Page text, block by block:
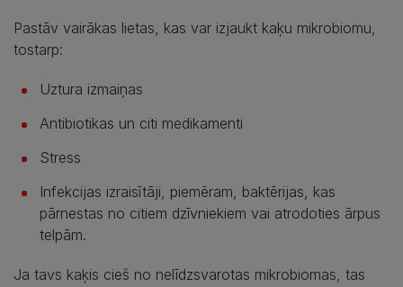
Pastāv vairākas lietas, kas var izjaukt kaķu mikrobiomu,
tostarp:
Uztura izmaiņas
Antibiotikas un citi medikamenti
Stress
Infekcijas izraisītāji, piemēram, baktērijas, kas
pārnestas no citiem dzīvniekiem vai atrodoties ārpus
telpām.
Ja tavs kaķis cieš no nelīdzsvarotas mikrobiomas, tas